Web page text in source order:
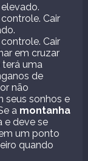
Cair
Cair
em cruzar
uma
de
não
seus sonhos e
a montanha
e deve se
um ponto
quando